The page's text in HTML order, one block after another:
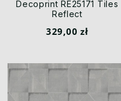
Decoprint RE25171 Tiles
Reflect
329,00 zł